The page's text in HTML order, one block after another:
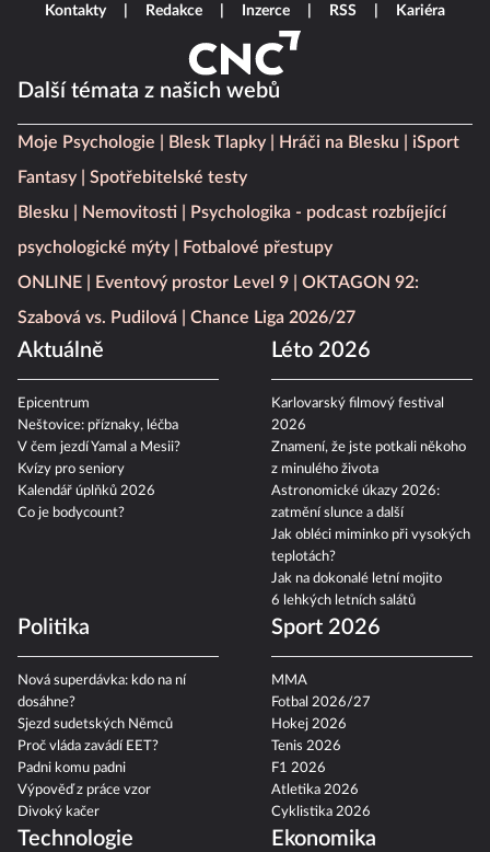
Další témata z našich webů
Moje Psychologie Blesk Tlapky Hráči na Blesku
iSport
Fantasy
Spotřebitelské testy
Blesku
Nemovitosti
Psychologika - podcast rozbíjející
psychologické mýty
Fotbalové přestupy
ONLINE
Eventový prostor Level 9
OKTAGON 92:
Szabová vs. Pudilová
Chance Liga 2026/27
Aktuálně
Epicentrum
Neštovice: příznaky, léčba
V čem jezdí Yamal a Mesii?
Kvízy pro seniory
Kalendář úplňků 2026
Co je bodycount?
Léto 2026
Karlovarský filmový festival
2026
Znamení, že jste potkali někoho
z minulého života
Astronomické úkazy 2026:
zatmění slunce a další
Jak obléci miminko při vysokých
teplotách?
Jak na dokonalé letní mojito
6 lehkých letních salátů
Politika
Nová superdávka: kdo na ní
dosáhne?
Sjezd sudetských Němců
Proč vláda zavádí EET?
Padni komu padni
Výpověď z práce vzor
Divoký kačer
Sport 2026
MMA
Fotbal 2026/27
Hokej 2026
Tenis 2026
F1 2026
Atletika 2026
Cyklistika 2026
Technologie Ekonomika
Kontakty Redakce Inzerce RSS Kariéra